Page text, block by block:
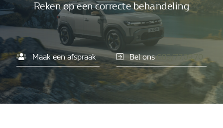
Reken op een correcte behandeling
Maak een afspraak Bel ons089/77.09.70